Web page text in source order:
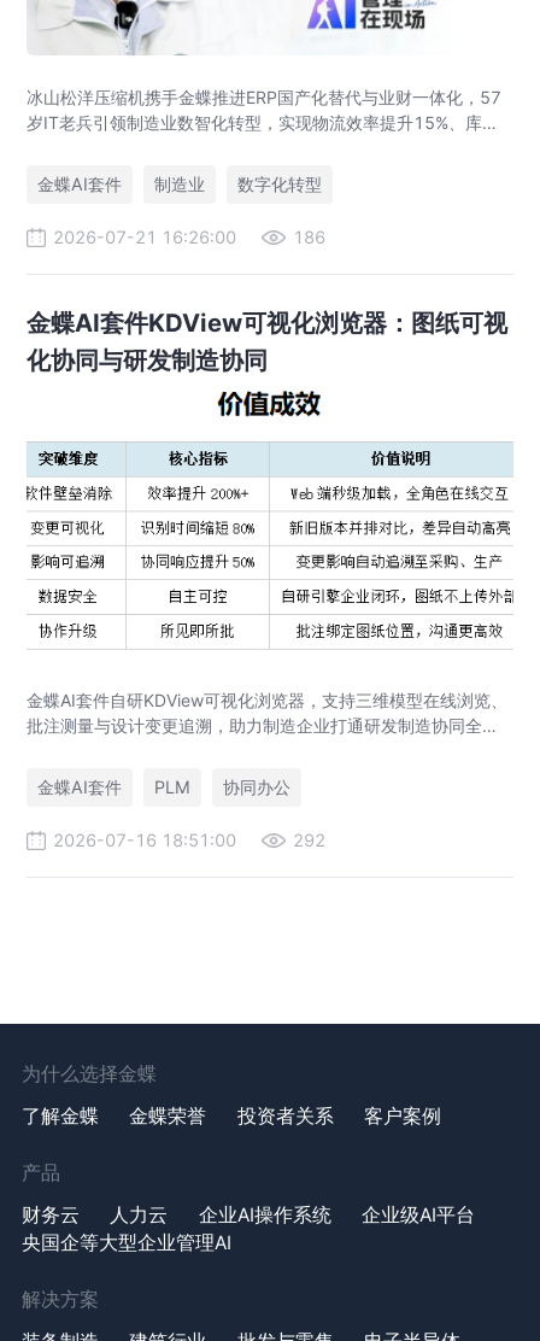
冰山松洋压缩机携手金蝶推进ERP国产化替代与业财一体化，57
岁IT老兵引领制造业数智化转型，实现物流效率提升15%、库存
金蝶AI套件
制造业 数字化转型
2026-07-21 16:26:00 186
金蝶AI套件KDView可视化浏览器：图纸可视
化协同与研发制造协同
金蝶AI套件自研KDView可视化浏览器，支持三维模型在线浏览、
批注测量与设计变更追溯，助力制造企业打通研发制造协同全链
金蝶AI套件
PLM 协同办公
2026-07-16 18:51:00 292
为什么选择金蝶
了解金蝶
金蝶荣誉 投资者关系 客户案例
产品
财务云
人力云 企业AI操作系统
企业级AI平台
央国企等大型企业管理AI
解决方案